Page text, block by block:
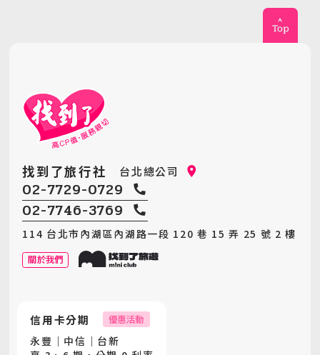
Announcement
客製旅遊
Customized Tour
找到了旅行社 台北總公司
02-7729-0729
02-7746-3769
114 台北市內湖區內湖路一段 120 巷 15 弄 25 號 2 樓
關於我們
信用卡分期 優惠活動
永豐｜中信｜台新